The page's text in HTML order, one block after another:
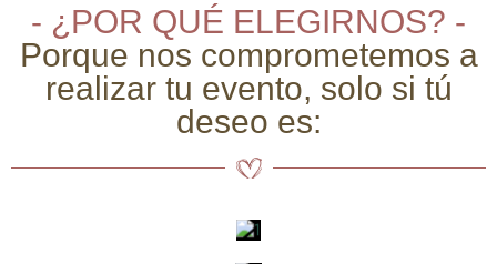
- ¿POR QUÉ ELEGIRNOS? -
Porque nos comprometemos a
realizar tu evento, solo si tú
deseo es: